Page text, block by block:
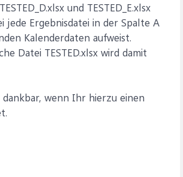
und TESTED_E.xlsx
jede Ergebnisdatei in der Spalte A
Kalenderdaten aufweist.
Datei TESTED.xlsx wird damit
dankbar, wenn Ihr hierzu einen